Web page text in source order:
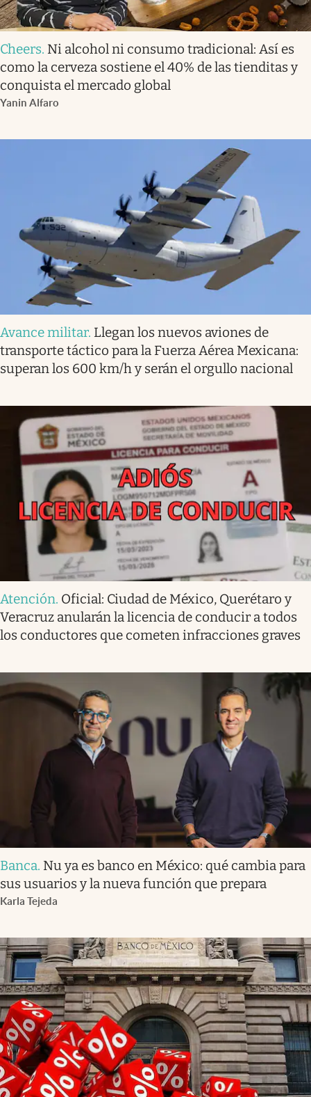
Cheers. Ni alcohol ni consumo tradicional: Así es
como la cerveza sostiene el 40% de las tienditas y
conquista el mercado global
Yanin Alfaro
Avance militar. Llegan los nuevos aviones de
transporte táctico para la Fuerza Aérea Mexicana:
superan los 600 km/h y serán el orgullo nacional
Atención. Oficial: Ciudad de México, Querétaro y
Veracruz anularán la licencia de conducir a todos
los conductores que cometen infracciones graves
Banca. Nu ya es banco en México: qué cambia para
sus usuarios y la nueva función que prepara
Karla Tejeda